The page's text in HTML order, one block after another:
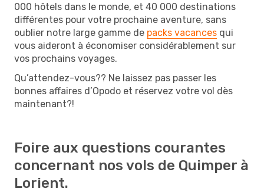
000 hôtels dans le monde, et 40 000 destinations
différentes pour votre prochaine aventure, sans
oublier notre large gamme de packs vacances qui
vous aideront à économiser considérablement sur
vos prochains voyages.
Qu’attendez-vous?? Ne laissez pas passer les
bonnes affaires d’Opodo et réservez votre vol dès
maintenant?!
Foire aux questions courantes
concernant nos vols de Quimper à
Lorient.